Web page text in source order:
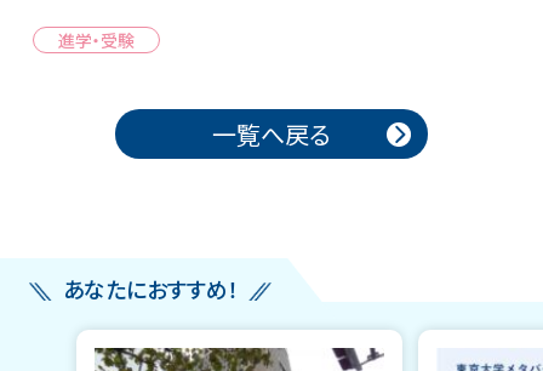
進学・受験
投稿ナビゲーション 一覧へ戻る
あなたにおすすめ！